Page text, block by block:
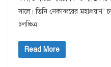
সালে। তিনি নেকাব্বরের মহাপ্রয়াণ”
চলচ্চিত্র
Read More